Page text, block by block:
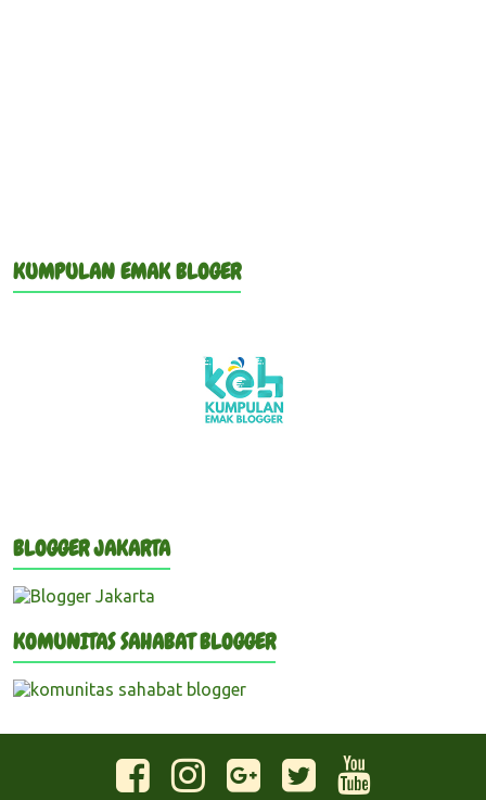
KUMPULAN EMAK BLOGER
BLOGGER JAKARTA
KOMUNITAS SAHABAT BLOGGER